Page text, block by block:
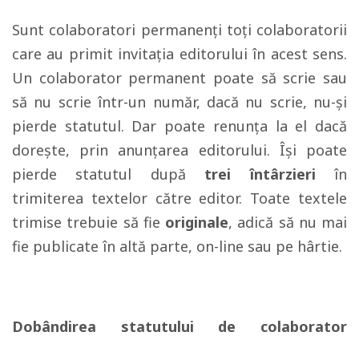
Sunt colaboratori permanenți toți colaboratorii
care au primit invitația editorului în acest sens.
Un colaborator permanent poate să scrie sau
să nu scrie într-un număr, dacă nu scrie, nu-și
pierde statutul. Dar poate renunța la el dacă
dorește, prin anunțarea editorului. Își poate
pierde statutul după trei întârzieri în
trimiterea textelor către editor. Toate textele
trimise trebuie să fie originale, adică să nu mai
fie publicate în altă parte, on-line sau pe hârtie.
Dobândirea statutului de colaborator